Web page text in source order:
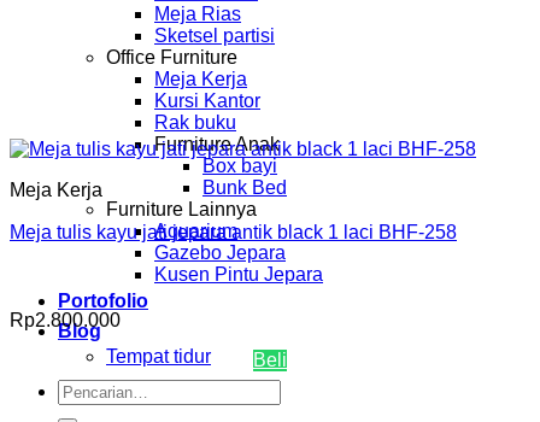
Meja Rias
Sketsel partisi
Office Furniture
Meja Kerja
Kursi Kantor
Rak buku
Furniture Anak
Box bayi
Bunk Bed
Furniture Lainnya
Aquarium
Gazebo Jepara
Kusen Pintu Jepara
Portofolio
Blog
Tempat tidur
Pencarian
untuk:
Meja Kerja
Meja tulis kayu jati jepara antik black 1 laci BHF-258
Rp2.800.000
Beli